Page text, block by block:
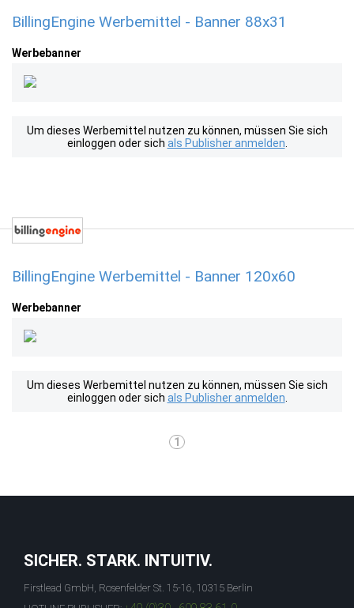
BillingEngine Werbemittel - Banner 88x31
Werbebanner
Um dieses Werbemittel nutzen zu können, müssen Sie sich
einloggen oder sich als Publisher anmelden
BillingEngine Werbemittel - Banner 120x60
Werbebanner
Um dieses Werbemittel nutzen zu können, müssen Sie sich
einloggen oder sich als Publisher anmelden
1
SICHER. STARK. INTUITIV.
Firstlead GmbH, Rosenfelder St. 15-16, 10315 Berlin